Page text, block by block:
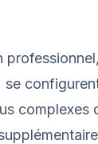
se
complexes